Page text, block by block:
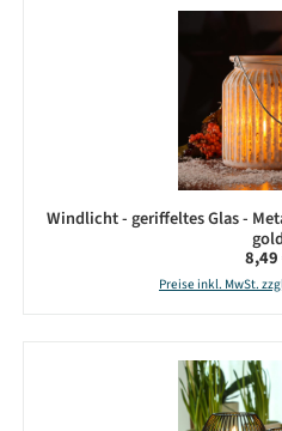
Windlicht - geriffeltes Glas -
gold
8,49
Preise inkl. MwSt.